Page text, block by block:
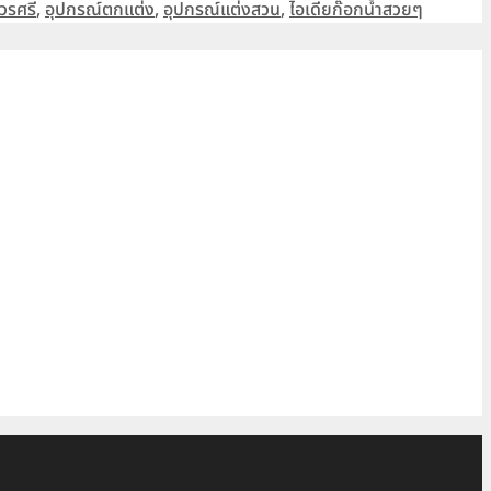
วรศรี, อุปกรณ์ตกแต่ง, อุปกรณ์แต่งสวน, ไอเดียก๊อกน้ำสวยๆ